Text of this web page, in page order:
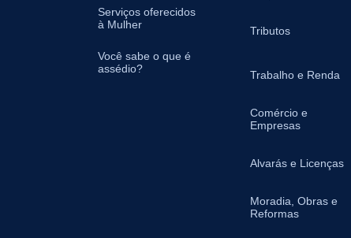
Serviços oferecidos
à Mulher
Você sabe o que é
assédio?
Tributos
Trabalho e Renda
Comércio e
Empresas
Alvarás e Licenças
Moradia, Obras e
Reformas